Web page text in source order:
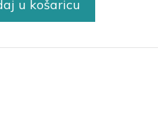
u košaricu